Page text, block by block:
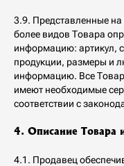
3.9. Представленные
более видов Товара
информацию: артикул,
продукции, размеры и
информацию. Все
имеют необходимые
соответствии с
4. Описание Товара
4.1. Продавец